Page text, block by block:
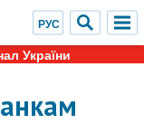
України